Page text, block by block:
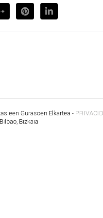
Gurasoen Elkartea -
Bizkaia